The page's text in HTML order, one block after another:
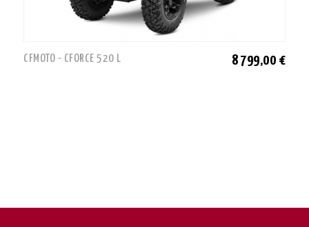
CFMOTO - CFORCE 520 L 8 799,00 €